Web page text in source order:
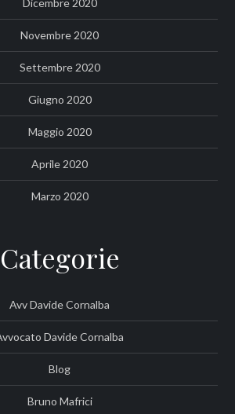
Novembre 2020
Settembre 2020
Giugno 2020
Maggio 2020
Aprile 2020
Marzo 2020
Categorie
Avv Davide Cornalba
Davide Cornalba
Blog
Bruno Mafrici